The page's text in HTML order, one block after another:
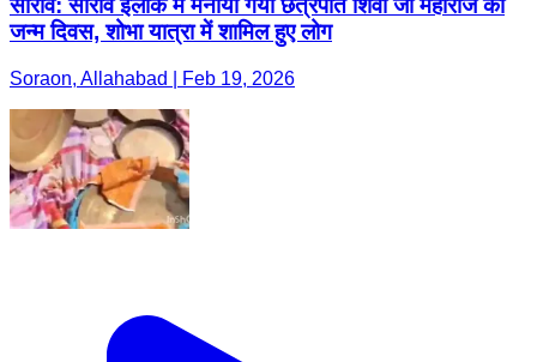
सोरांव: सोरांव इलाके में मनाया गया छत्रपति शिवा जी महाराज का
जन्म दिवस, शोभा यात्रा में शामिल हुए लोग
Soraon, Allahabad | Feb 19, 2026